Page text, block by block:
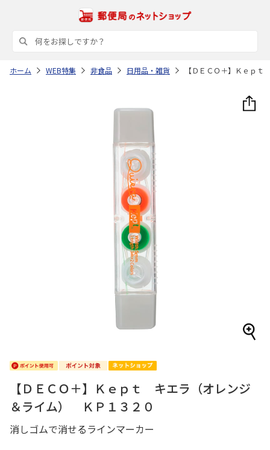
ホーム WEB特集 非食品 日用品・雑貨 【ＤＥＣＯ＋】Ｋｅｐ
【ＤＥＣＯ＋】Ｋｅｐｔ キエラ（オレンジ
＆ライム） ＫＰ１３２０
消しゴムで消せるラインマーカー